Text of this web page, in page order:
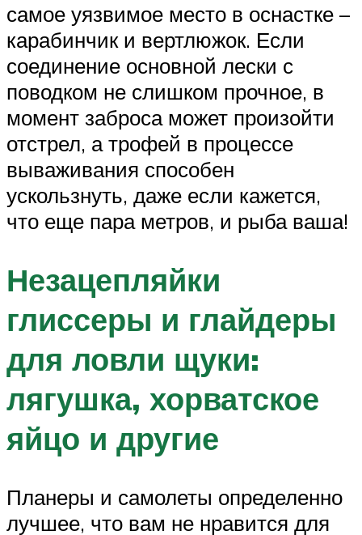
самое уязвимое место в оснастке –
карабинчик и вертлюжок. Если
соединение основной лески с
поводком не слишком прочное, в
момент заброса может произойти
отстрел, а трофей в процессе
вываживания способен
ускользнуть, даже если кажется,
что еще пара метров, и рыба ваша!
Незацепляйки
глиссеры и глайдеры
для ловли щуки:
лягушка, хорватское
яйцо и другие
Планеры и самолеты определенно
лучшее, что вам не нравится для